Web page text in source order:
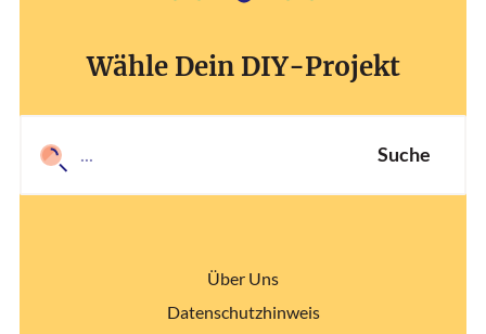
Wähle Dein DIY-Projekt
Suche
Über Uns
Datenschutzhinweis